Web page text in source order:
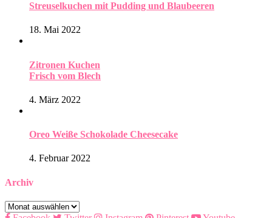
Streuselkuchen mit Pudding und Blaubeeren
18. Mai 2022
Zitronen Kuchen
Frisch vom Blech
4. März 2022
Oreo Weiße Schokolade Cheesecake
4. Februar 2022
Archiv
Archiv